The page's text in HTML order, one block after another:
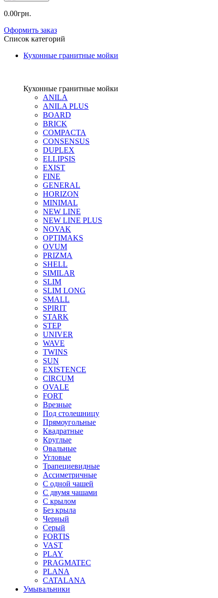
0.00грн.
Оформить заказ
Список категорий
Кухонные гранитные мойки
Кухонные гранитные мойки
ANILA
ANILA PLUS
BOARD
BRICK
COMPACTA
CONSENSUS
DUPLEX
ELLIPSIS
EXIST
FINE
GENERAL
HORIZON
MINIMAL
NEW LINE
NEW LINE PLUS
NOVAK
OPTIMAKS
OVUM
PRIZMA
SHELL
SIMILAR
SLIM
SLIM LONG
SMALL
SPIRIT
STARK
STEP
UNIVER
WAVE
TWINS
SUN
EXISTENCE
CIRCUM
OVALE
FORT
Врезные
Под столешницу
Прямоугольные
Квадратные
Круглые
Овальные
Угловые
Трапециевидные
Ассиметричные
С одной чашей
С двумя чашами
С крылом
Без крыла
Черный
Серый
FORTIS
VAST
PLAY
PRAGMATEC
PLANA
CATALANA
Умывальники